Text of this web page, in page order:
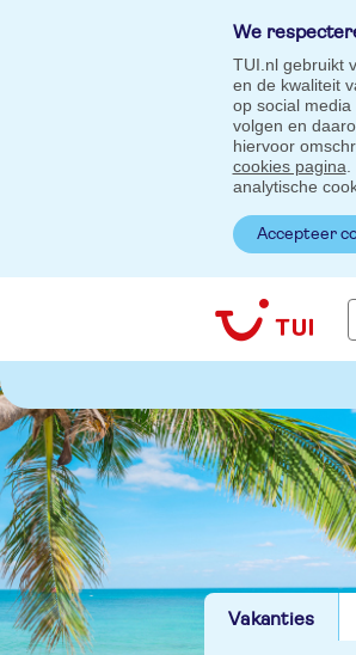
We
TUI.nl gebruikt
en de kwaliteit
op social
volgen en
hiervoor
cookies pagina
analytische
Accepteer
Vakanties